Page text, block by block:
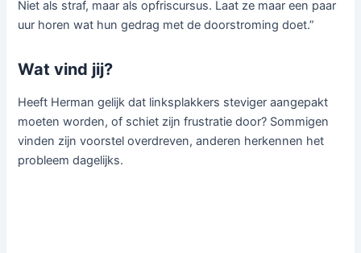
Niet als straf, maar als opfriscursus. Laat ze maar een paar
uur horen wat hun gedrag met de doorstroming doet.”
Wat vind jij?
Heeft Herman gelijk dat linksplakkers steviger aangepakt
moeten worden, of schiet zijn frustratie door? Sommigen
vinden zijn voorstel overdreven, anderen herkennen het
probleem dagelijks.